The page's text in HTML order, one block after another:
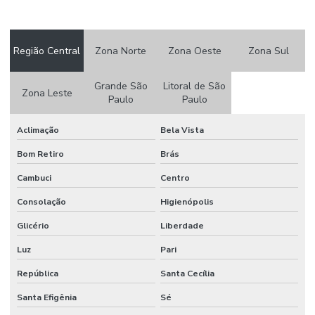
Papel crepom por atacado
Papel crepom atacado sp
Papel crepom bem casado
Papel crepom parafinado
Papel crepom parafinado preço
Papel crepom preço
Papel para embrulhar bem casado comprar
Região Central Zona Norte Zona Oeste Zona Sul
Zona Leste
Grande São
Paulo
Litoral de São
Paulo
Aclimação Bela Vista
Bom Retiro Brás
Cambuci Centro
Consolação Higienópolis
Glicério Liberdade
Luz Pari
República Santa Cecília
Santa Efigênia Sé